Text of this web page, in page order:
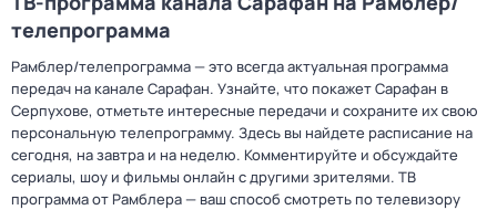
телепрограмма
Рамблер/телепрограмма — это всегда актуальная программа
передач на канале Сарафан. Узнайте, что покажет Сарафан в
Серпухове, отметьте интересные передачи и сохраните их свою
персональную телепрограмму. Здесь вы найдете расписание на
сегодня, на завтра и на неделю. Комментируйте и обсуждайте
сериалы, шоу и фильмы онлайн с другими зрителями. ТВ
программа от Рамблера — ваш способ смотреть по телевизору